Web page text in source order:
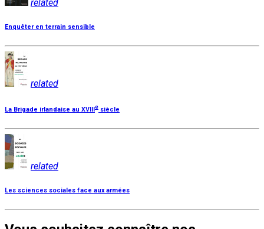
related
Enquêter en terrain sensible
related
La Brigade irlandaise au XVIIIe siècle
related
Les sciences sociales face aux armées